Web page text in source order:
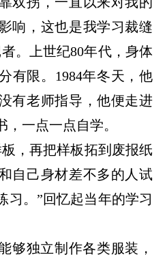
响，这也是我学习裁缝
。上世纪80年代，身体
有限。1984年冬天，他
有老师指导，他便走进
一点一点自学。
，再把样板拓到废报纸
自己身材差不多的人试
习。”回忆起当年的学习
够独立制作各类服装，